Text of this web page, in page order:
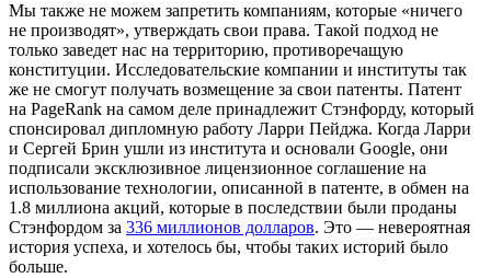
Мы также не можем запретить компаниям, которые «ничего
не производят», утверждать свои права. Такой подход не
только заведет нас на территорию, противоречащую
конституции. Исследовательские компании и институты так
же не смогут получать возмещение за свои патенты. Патент
на PageRank на самом деле принадлежит Стэнфорду, который
спонсировал дипломную работу Ларри Пейджа. Когда Ларри
и Сергей Брин ушли из института и основали Google, они
подписали эксклюзивное лицензионное соглашение на
использование технологии, описанной в патенте, в обмен на
1.8 миллиона акций, которые в последствии были проданы
Стэнфордом за 336 миллионов долларов. Это — невероятная
история успеха, и хотелось бы, чтобы таких историй было
больше.